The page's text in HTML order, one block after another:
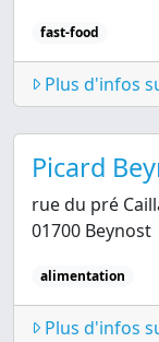
fast-food
Plus d'infos
Picard
rue du pré
01700 Beynost
alimentation
Plus d'infos